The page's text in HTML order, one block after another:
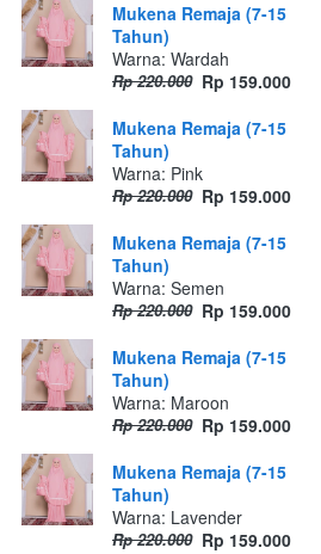
Mukena Remaja (7-15
Tahun)
Warna: Wardah
Rp 220.000 Rp 159.000
Mukena Remaja (7-15
Tahun)
Warna: Pink
Rp 220.000 Rp 159.000
Mukena Remaja (7-15
Tahun)
Warna: Semen
Rp 220.000 Rp 159.000
Mukena Remaja (7-15
Tahun)
Warna: Maroon
Rp 220.000 Rp 159.000
Mukena Remaja (7-15
Tahun)
Warna: Lavender
Rp 220.000 Rp 159.000